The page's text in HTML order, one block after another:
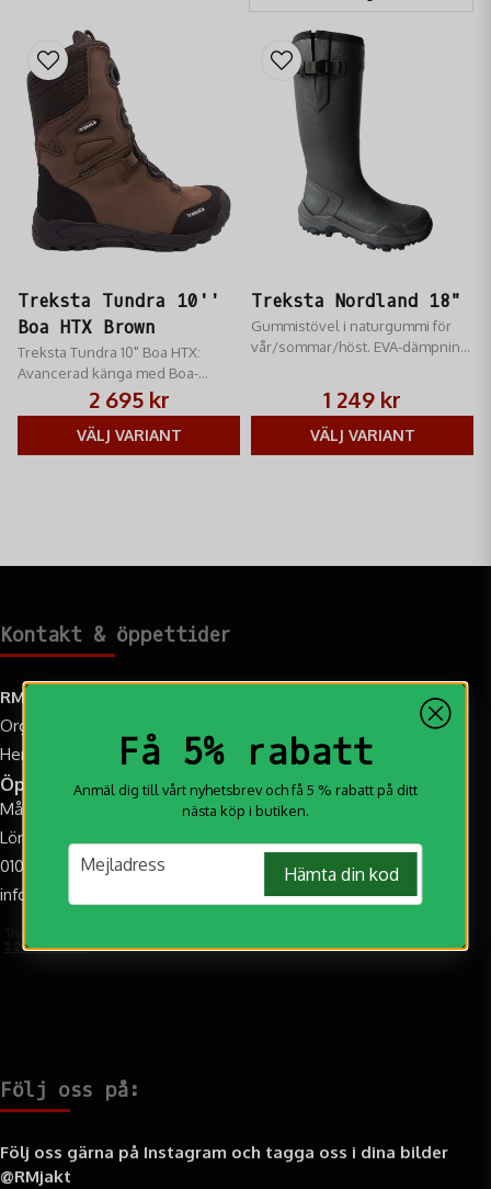
Treksta Tundra 10''
Boa HTX Brown
Treksta Tundra 10" Boa HTX:
Avancerad känga med Boa-
snörning. HYPER-TEX™ (25k VP),
IceLock™-grepp & NestFIT. Extra
bred läst för komfort i alla väder.
2 695 kr
VÄLJ VARIANT
Treksta Nordland 18"
Gummistövel i naturgummi för
vår/sommar/höst. EVA-dämpning,
Perfekt för jakt & fiske.
1 249 kr
VÄLJ VARIANT
Få 5% rabatt
Anmäl dig till vårt nyhetsbrev och få 5 % rabatt på ditt
nästa köp i butiken.
email
Mejladress Hämta din kod
Kontakt & öppettider
RM Jakt AB
Org.nr: 559108-2259
Hemvägen 9C, 95731 Övertorneå
Öppettider
Mån-Fre: 10.00-17.00
Lör: 10:00-14:00 (Augusti-Oktober)
010-188 20 20
info@rmjakt.se
Följ oss på:
Följ oss gärna på Instagram och tagga oss i dina bilder
@RMjakt